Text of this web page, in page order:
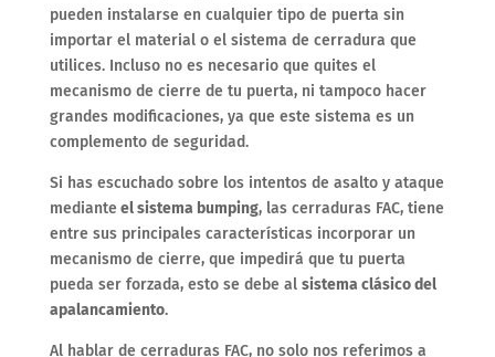
pueden instalarse en cualquier tipo de puerta sin
importar el material o el sistema de cerradura que
utilices. Incluso no es necesario que quites el
mecanismo de cierre de tu puerta, ni tampoco hacer
grandes modificaciones, ya que este sistema es un
complemento de seguridad.
Si has escuchado sobre los intentos de asalto y ataque
mediante el sistema bumping, las cerraduras FAC, tiene
entre sus principales características incorporar un
mecanismo de cierre, que impedirá que tu puerta
pueda ser forzada, esto se debe al sistema clásico del
apalancamiento.
Al hablar de cerraduras FAC, no solo nos referimos a